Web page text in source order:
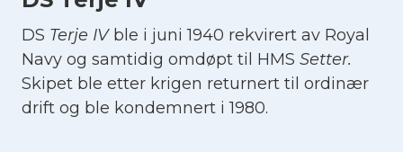
DS Terje IVble i juni 1940 rekvirert av Royal
Navy og samtidig omdøpt til HMS Setter.
Skipet ble etter krigen returnert til ordinær
drift og ble kondemnert i 1980.